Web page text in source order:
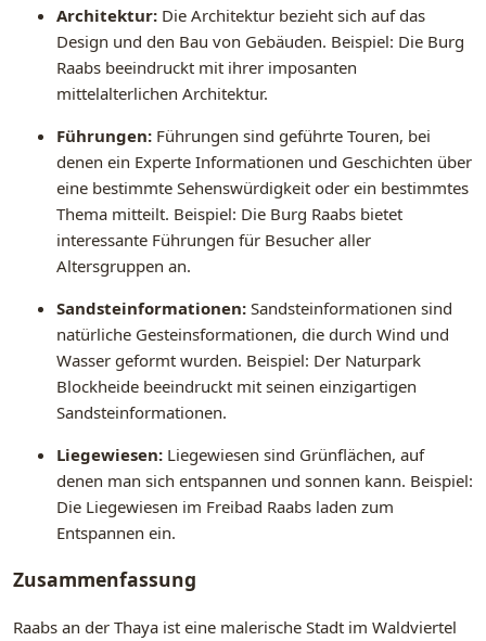
Architektur: Die Architektur bezieht sich auf das
Design und den Bau von Gebäuden. Beispiel: Die Burg
Raabs beeindruckt mit ihrer imposanten
mittelalterlichen Architektur.
Führungen: Führungen sind geführte Touren, bei
denen ein Experte Informationen und Geschichten über
eine bestimmte Sehenswürdigkeit oder ein bestimmtes
Thema mitteilt. Beispiel: Die Burg Raabs bietet
interessante Führungen für Besucher aller
Altersgruppen an.
Sandsteinformationen: Sandsteinformationen sind
natürliche Gesteinsformationen, die durch Wind und
Wasser geformt wurden. Beispiel: Der Naturpark
Blockheide beeindruckt mit seinen einzigartigen
Sandsteinformationen.
Liegewiesen: Liegewiesen sind Grünflächen, auf
denen man sich entspannen und sonnen kann. Beispiel:
Die Liegewiesen im Freibad Raabs laden zum
Entspannen ein.
Zusammenfassung
Raabs an der Thaya ist eine malerische Stadt im Waldviertel